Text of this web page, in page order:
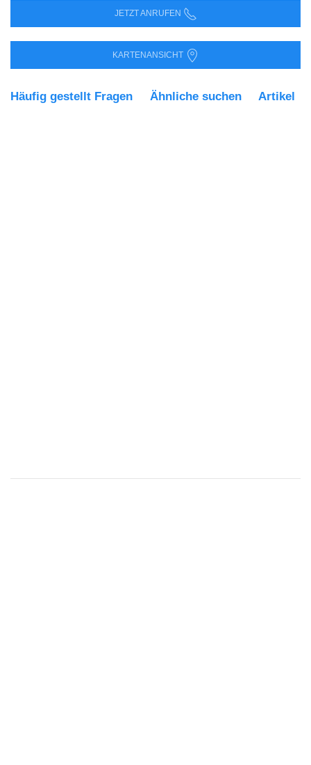
JETZT ANRUFEN
KARTENANSICHT
Häufig gestellt Fragen Ähnliche suchen Artikel